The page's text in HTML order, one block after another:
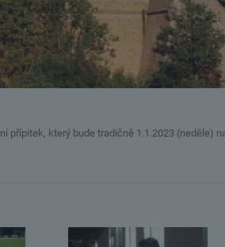
který bude tradičně 1.1.2023 (neděle)